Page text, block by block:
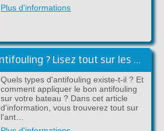
Plus d'informations
Application de l'antifouling ? Lisez tout sur les antifoulings !
Quels types d'antifouling existe-t-il ? Et
comment appliquer le bon antifouling
sur votre bateau ? Dans cet article
d'information, vous trouverez tout sur
l'ant…